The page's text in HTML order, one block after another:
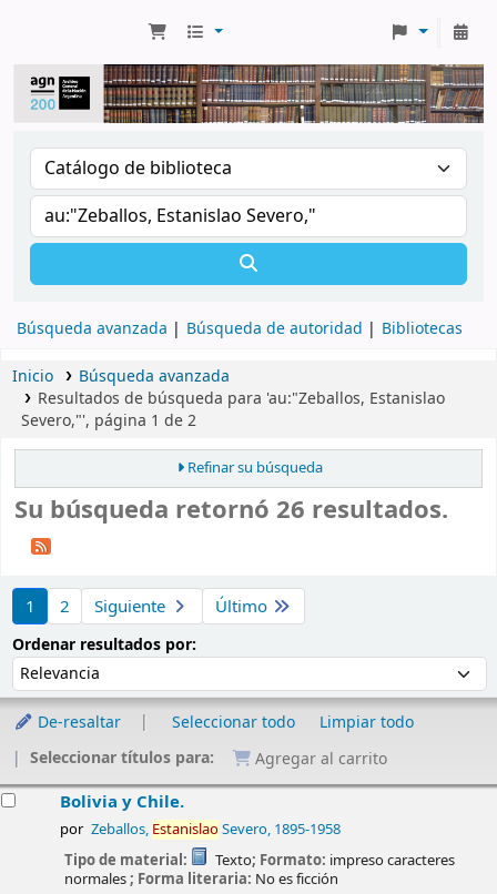
Búsqueda avanzada Búsqueda de autoridad Bibliotecas
Inicio
Búsqueda avanzada
Resultados de búsqueda para 'au:"Zeballos, Estanislao
Severo,"', página 1 de 2
Refinar su búsqueda
Su búsqueda retornó 26 resultados.
1
2 Siguiente Último
Ordenar resultados por:
De-resaltar Seleccionar todo
Limpiar todo
Seleccionar títulos para:
Agregar al carrito
Bolivia y Chile.
por Zeballos, EstanislaoSevero, 1895-1958
Tipo de material: Texto; Formato: impreso caracteres
normales; Forma literaria: No es ficción